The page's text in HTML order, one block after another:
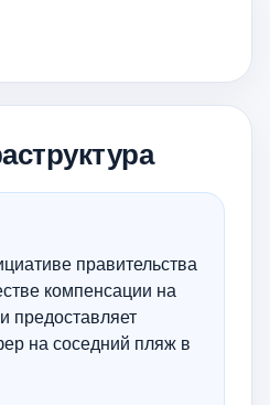
правительства
компенсации на
предоставляет
на соседний пляж в